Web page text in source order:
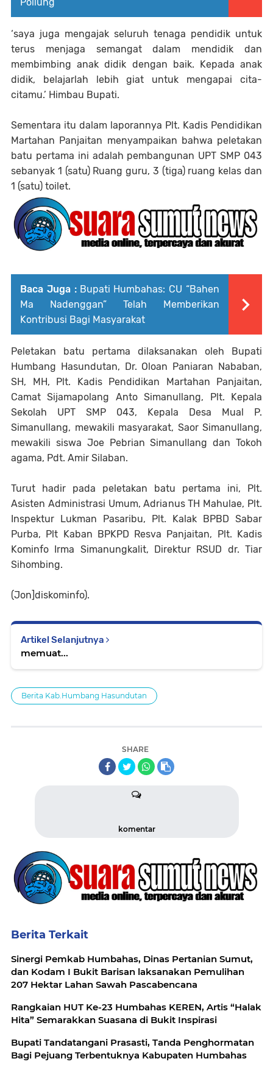
‘saya juga mengajak seluruh tenaga pendidik untuk
terus menjaga semangat dalam mendidik dan
membimbing anak didik dengan baik. Kepada anak
didik, belajarlah lebih giat untuk mengapai cita-
citamu.’ Himbau Bupati.
Sementara itu dalam laporannya Plt. Kadis Pendidikan
Martahan Panjaitan menyampaikan bahwa peletakan
batu pertama ini adalah pembangunan UPT SMP 043
sebanyak 1 (satu) Ruang guru, 3 (tiga) ruang kelas dan
1 (satu) toilet.
Baca Juga : Bupati Humbahas: CU “Bahen
Ma Nadenggan” Telah Memberikan
Kontribusi Bagi Masyarakat
Peletakan batu pertama dilaksanakan oleh Bupati
Humbang Hasundutan, Dr. Oloan Paniaran Nababan,
SH, MH, Plt. Kadis Pendidikan Martahan Panjaitan,
Camat Sijamapolang Anto Simanullang, Plt. Kepala
Sekolah UPT SMP 043, Kepala Desa Mual P.
Simanullang, mewakili masyarakat, Saor Simanullang,
mewakili siswa Joe Pebrian Simanullang dan Tokoh
agama, Pdt. Amir Silaban.
Turut hadir pada peletakan batu pertama ini, Plt.
Asisten Administrasi Umum, Adrianus TH Mahulae, Plt.
Inspektur Lukman Pasaribu, Plt. Kalak BPBD Sabar
Purba, Plt Kaban BPKPD Resva Panjaitan, Plt. Kadis
Kominfo Irma Simanungkalit, Direktur RSUD dr. Tiar
Sihombing.
(Jon]diskominfo).
Artikel Selanjutnya
memuat...
Berita Kab.Humbang Hasundutan
SHARE
komentar
Berita Terkait
Sinergi Pemkab Humbahas, Dinas Pertanian Sumut,
dan Kodam I Bukit Barisan laksanakan Pemulihan
207 Hektar Lahan Sawah Pascabencana
Rangkaian HUT Ke-23 Humbahas KEREN, Artis “Halak
Hita” Semarakkan Suasana di Bukit Inspirasi
Bupati Tandatangani Prasasti, Tanda Penghormatan
Bagi Pejuang Terbentuknya Kabupaten Humbahas